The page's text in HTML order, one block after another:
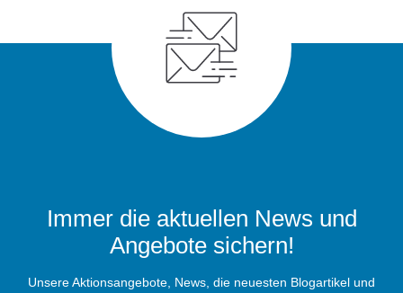
Immer die aktuellen News und
Angebote sichern!
Unsere Aktionsangebote, News, die neuesten Blogartikel und